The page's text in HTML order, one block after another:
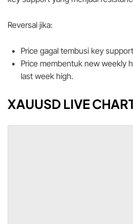
Reversal jika:
Price gagal tembusi key
Price membentuk new weekly
last week high.
XAUUSD LIVE